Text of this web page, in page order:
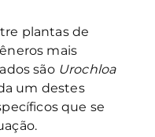
plantas de
mais
são Urochloa
um destes
que se